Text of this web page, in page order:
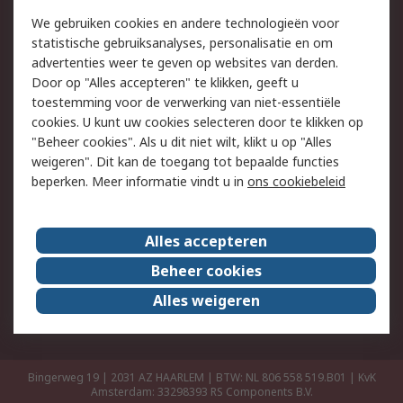
Track & Trace
Wettelijk
Cookiebeleid
Email veiligheid
Privacybeleid
Websitevoorwaarden
Algemene
verkoopvoorwaarden
Over RS
RS Group
Over ons
RS wereldwijd
Werken bij RS
ESG
Bingerweg 19 | 2031 AZ HAARLEM | BTW: NL 806 558 519.B01 | KvK
Amsterdam: 33298393 RS Components B.V.
We gebruiken cookies en andere technologieën voor
statistische gebruiksanalyses, personalisatie en om
advertenties weer te geven op websites van derden.
Door op "Alles accepteren" te klikken, geeft u
toestemming voor de verwerking van niet-essentiële
cookies. U kunt uw cookies selecteren door te klikken op
"Beheer cookies". Als u dit niet wilt, klikt u op "Alles
weigeren". Dit kan de toegang tot bepaalde functies
beperken. Meer informatie vindt u in ons cookiebeleid
Alles accepteren
Beheer cookies
Alles weigeren